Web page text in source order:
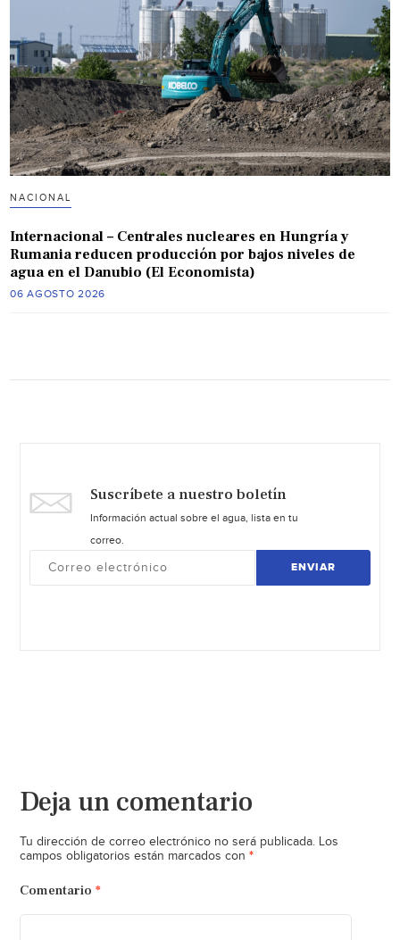
NACIONAL
Internacional – Centrales nucleares en Hungría y
Rumania reducen producción por bajos niveles de
agua en el Danubio (El Economista)
06 AGOSTO 2026
Suscríbete a nuestro boletín
Información actual sobre el agua, lista en tu
correo.
ENVIAR
Deja un comentario
Tu dirección de correo electrónico no será publicada. Los
campos obligatorios están marcados con *
Comentario *